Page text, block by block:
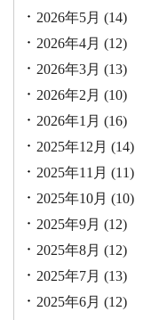
2026年5月 (14)
2026年4月 (12)
2026年3月 (13)
2026年2月 (10)
2026年1月 (16)
2025年12月 (14)
2025年11月 (11)
2025年10月 (10)
2025年9月 (12)
2025年8月 (12)
2025年7月 (13)
2025年6月 (12)